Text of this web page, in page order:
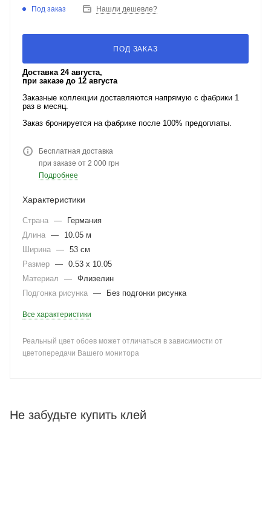
Под заказ Нашли дешевле?
ПОД ЗАКАЗ
Доставка 24 августа,
при заказе до 12 августа
Заказные коллекции доставляются напрямую с фабрики 1
раз в месяц.
Заказ бронируется на фабрике после 100% предоплаты.
Бесплатная доставка
при заказе от 2 000 грн
Подробнее
Характеристики
Страна —
Германия
Длина —
10.05 м
Ширина — 53 см
Размер — 0.53 x 10.05
Материал
— Флизелин
Подгонка рисунка — Без подгонки рисунка
Все характеристики
Реальный цвет обоев может отличаться в зависимости от
цветопередачи Вашего монитора
Не забудьте купить клей